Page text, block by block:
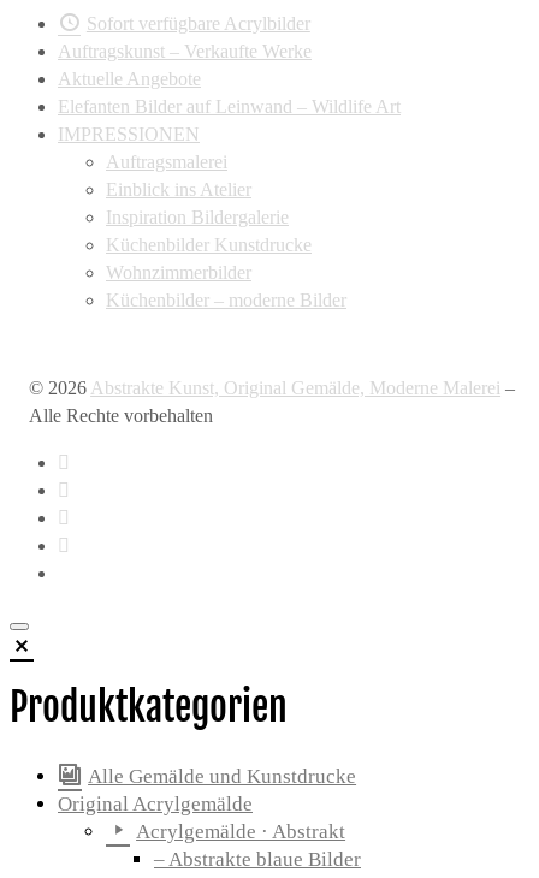
Sofort verfügbare Acrylbilder
Auftragskunst – Verkaufte Werke
Aktuelle Angebote
Elefanten Bilder auf Leinwand – Wildlife Art
IMPRESSIONEN
Auftragsmalerei
Einblick ins Atelier
Inspiration Bildergalerie
Küchenbilder Kunstdrucke
Wohnzimmerbilder
Küchenbilder – moderne Bilder
© 2026 Abstrakte Kunst, Original Gemälde, Moderne Malerei –
Alle Rechte vorbehalten
Produktkategorien
Alle Gemälde und Kunstdrucke
Original Acrylgemälde
Acrylgemälde · Abstrakt
– Abstrakte blaue Bilder